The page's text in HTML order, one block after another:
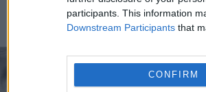
participants. This information
Downstream Participants that
CONFIRM